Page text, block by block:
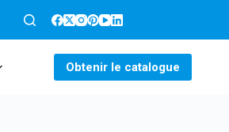
Obtenir le catalogue